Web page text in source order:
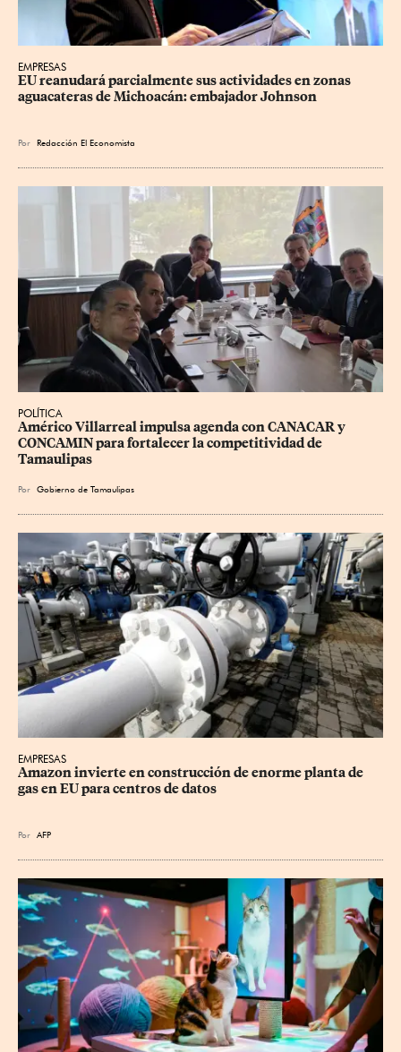
EMPRESAS
EU reanudará parcialmente sus actividades en zonas
aguacateras de Michoacán: embajador Johnson
Por Redacción El Economista
POLÍTICA
Américo Villarreal impulsa agenda con CANACAR y
CONCAMIN para fortalecer la competitividad de
Tamaulipas
Por Gobierno de Tamaulipas
EMPRESAS
Amazon invierte en construcción de enorme planta de
gas en EU para centros de datos
Por AFP